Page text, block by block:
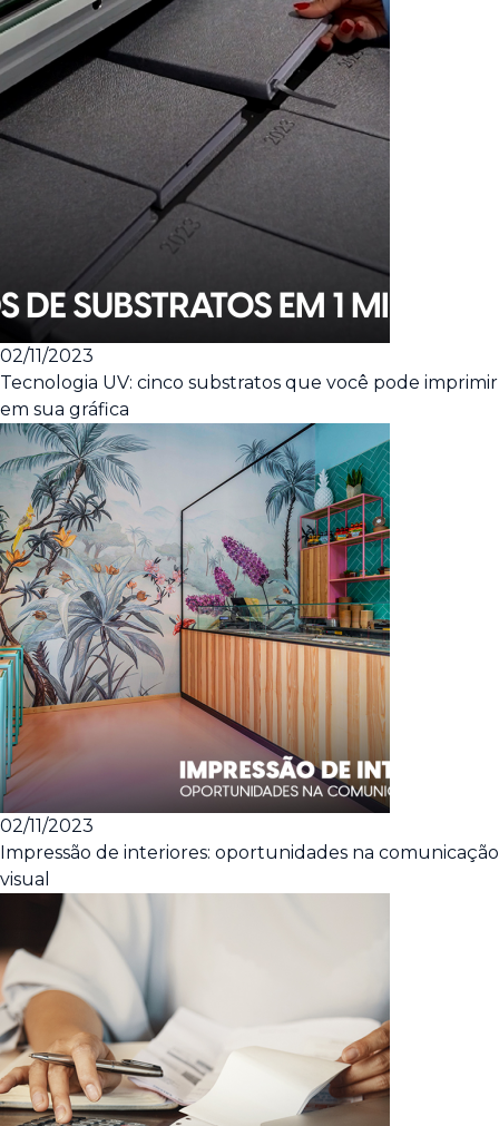
02/11/2023
Tecnologia UV: cinco substratos que você pode imprimir
em sua gráfica
02/11/2023
Impressão de interiores: oportunidades na comunicação
visual